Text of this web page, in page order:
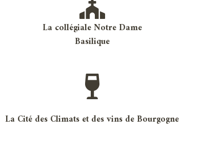
La collégiale Notre Dame
Basilique
La Cité des Climats et des vins de Bourgogne